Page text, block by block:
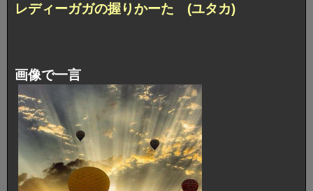
レディーガガの握りかーた (ユタカ)
画像で一言